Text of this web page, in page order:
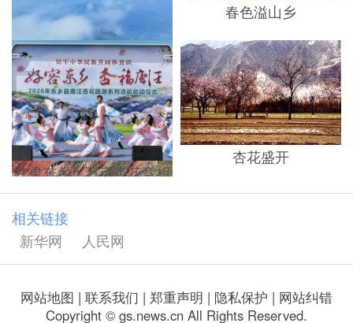
【“飞阅”中国】甘肃东
乡：云海映丹霞
甘肃东乡：万亩杏花竞相
开 乡村旅游迎客来
春色溢山乡
杏花盛开
相关链接
新华网
人民网
网站地图 | 联系我们 | 郑重声明 | 隐私保护 | 网站纠错
Copyright © gs.news.cn All Rights Reserved.